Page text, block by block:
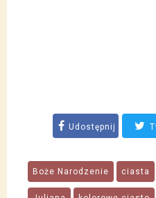
Udostępnij
Boże Narodzenie ciasta